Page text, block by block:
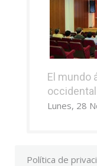
El mundo
occidental
Lunes, 28
Política de